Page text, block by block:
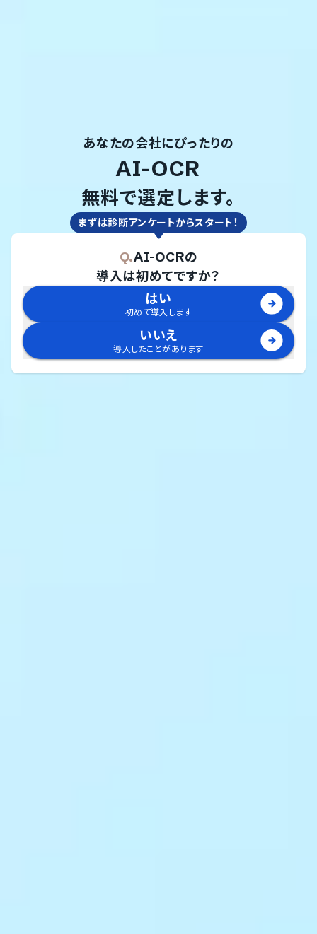
あなたの会社にぴったりの
AI-OCR
無料で選定します。
まずは診断アンケートからスタート！
Q.AI-OCRの
導入は初めてですか？
はい
初めて導入します
いいえ
導入したことがあります